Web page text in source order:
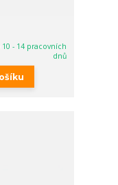
10 - 14 pracovních
dnů